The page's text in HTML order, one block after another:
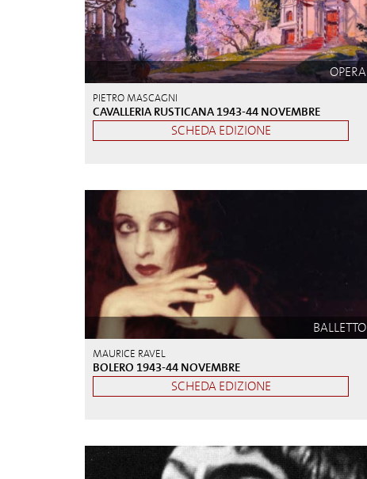
OPERA
PIETRO MASCAGNI
CAVALLERIA RUSTICANA 1943-44 NOVEMBRE
SCHEDA EDIZIONE
BALLETTO
MAURICE RAVEL
BOLERO 1943-44 NOVEMBRE
SCHEDA EDIZIONE